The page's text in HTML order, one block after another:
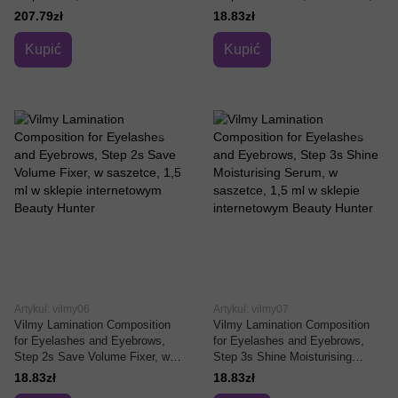
207.79zł
Kupić
1,5 ml
18.83zł
Kupić
Artykuł: vilmy06
Vilmy Lamination Composition
for Eyelashes and Eyebrows,
Step 2s Save Volume Fixer, w
saszetce, 1,5 ml
18.83zł
Artykuł: vilmy07
Vilmy Lamination Composition
for Eyelashes and Eyebrows,
Step 3s Shine Moisturising
Serum, w saszetce, 1,5 ml
18.83zł